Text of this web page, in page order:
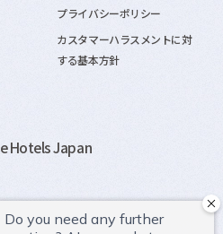
プライバシーポリシー
カスタマーハラスメントに対
する基本方針
Hotels Japan